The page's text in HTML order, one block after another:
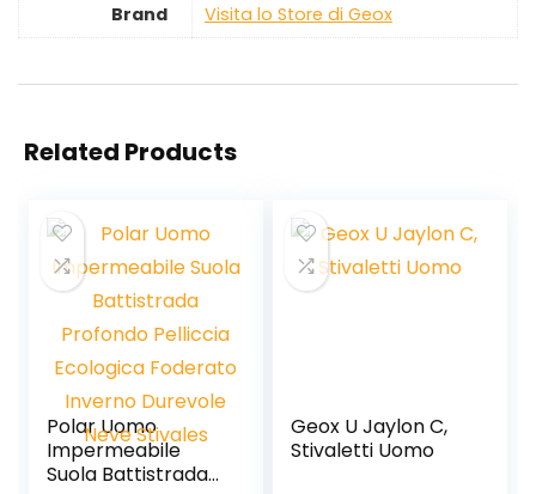
Brand Visita lo Store di Geox
Related Products
Polar Uomo
Impermeabile
Suola Battistrada
Geox U Jaylon C,
Stivaletti Uomo